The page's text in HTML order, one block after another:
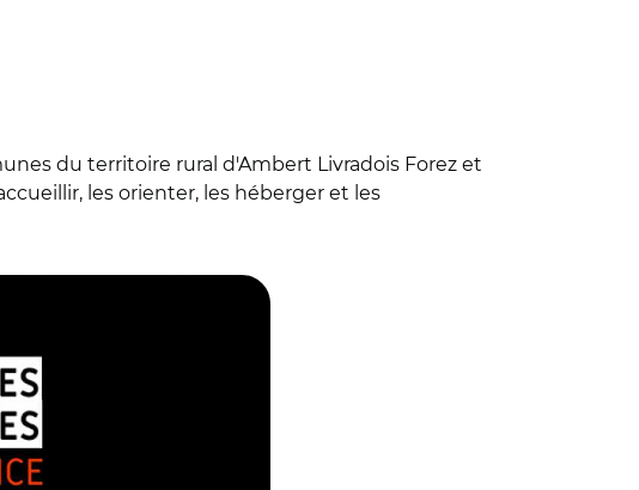
du territoire rural d'Ambert Livradois Forez et
les orienter, les héberger et les